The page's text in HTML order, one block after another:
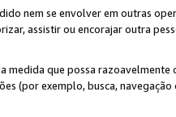
nem se envolver em outras
assistir ou encorajar outra
medida que possa
(por exemplo, busca,